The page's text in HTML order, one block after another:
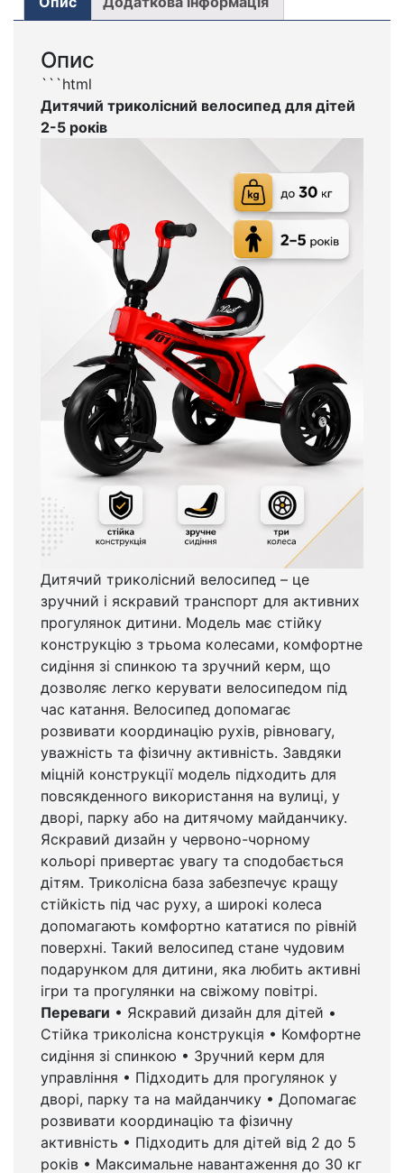
Опис
```html
Дитячий триколісний велосипед для дітей
2-5 років
Дитячий триколісний велосипед – це
зручний і яскравий транспорт для активних
прогулянок дитини. Модель має стійку
конструкцію з трьома колесами, комфортне
сидіння зі спинкою та зручний керм, що
дозволяє легко керувати велосипедом під
час катання. Велосипед допомагає
розвивати координацію рухів, рівновагу,
уважність та фізичну активність. Завдяки
міцній конструкції модель підходить для
повсякденного використання на вулиці, у
дворі, парку або на дитячому майданчику.
Яскравий дизайн у червоно-чорному
кольорі привертає увагу та сподобається
дітям. Триколісна база забезпечує кращу
стійкість під час руху, а широкі колеса
допомагають комфортно кататися по рівній
поверхні. Такий велосипед стане чудовим
подарунком для дитини, яка любить активні
ігри та прогулянки на свіжому повітрі.
Переваги • Яскравий дизайн для дітей •
Стійка триколісна конструкція • Комфортне
сидіння зі спинкою • Зручний керм для
управління • Підходить для прогулянок у
дворі, парку та на майданчику • Допомагає
розвивати координацію та фізичну
активність • Підходить для дітей від 2 до 5
років • Максимальне навантаження до 30 кг